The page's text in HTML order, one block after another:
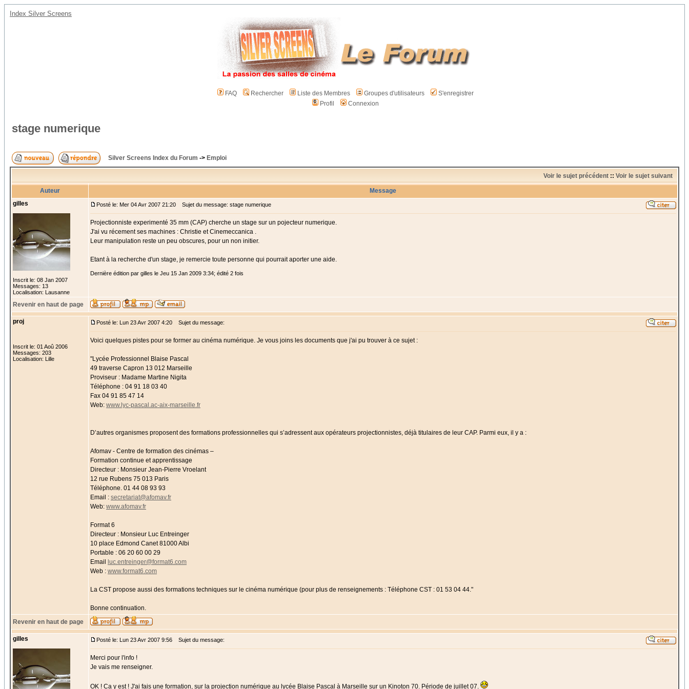
Index Silver Screens
FAQ Rechercher Liste des Membres Groupes d'utilisateurs
S'enregistrer
Profil
Connexion
stage numerique
Silver Screens Index du Forum -> Emploi
Voir le sujet précédent :: Voir le sujet suivant
Auteur
Message
gilles
Inscrit le: 08 Jan 2007
Messages: 13
Localisation: Lausanne
Posté le: Mer 04 Avr 2007 21:20 Sujet du message: stage numerique
Projectionniste experimenté 35 mm (CAP) cherche un stage sur un pojecteur numerique.
J'ai vu récement ses machines : Christie et Cinemeccanica .
Leur manipulation reste un peu obscures, pour un non initier.
Etant à la recherche d'un stage, je remercie toute personne qui pourrait aporter une aide.
Dernière édition par gilles le Jeu 15 Jan 2009 3:34; édité 2 fois
Revenir en haut de page
proj
Inscrit le: 01 Aoû 2006
Messages: 203
Localisation: Lille
Posté le: Lun 23 Avr 2007 4:20 Sujet du message:
Voici quelques pistes pour se former au cinéma numérique. Je vous joins les documents que j'ai pu trouver à ce sujet :
"Lycée Professionnel Blaise Pascal
49 traverse Capron 13 012 Marseille
Proviseur : Madame Martine Nigita
Téléphone : 04 91 18 03 40
Fax 04 91 85 47 14
Web: www.lyc-pascal.ac-aix-marseille.fr
D’autres organismes proposent des formations professionnelles qui s’adressent aux opérateurs projectionnistes, déjà titulaires de leur CAP. Parmi eux, il y a :
Afomav - Centre de formation des cinémas –
Formation continue et apprentissage
Directeur : Monsieur Jean-Pierre Vroelant
12 rue Rubens 75 013 Paris
Téléphone. 01 44 08 93 93
Email : secretariat@afomav.fr
Web: www.afomav.fr
Format 6
Directeur : Monsieur Luc Entreinger
10 place Edmond Canet 81000 Albi
Portable : 06 20 60 00 29
Email
luc.entreinger@format6.com
Web : www.format6.com
La CST propose aussi des formations techniques sur le cinéma numérique (pour plus de renseignements : Téléphone CST : 01 53 04 44."
Bonne continuation.
Revenir en haut de page
gilles Posté le: Lun 23 Avr 2007 9:56 Sujet du message:
Merci pour l'info !
Je vais me renseigner.
OK ! Ca y est ! J'ai fais une formation, sur la projection numérique au lycée Blaise Pascal à Marseille sur un Kinoton 70. Période de juillet 07.